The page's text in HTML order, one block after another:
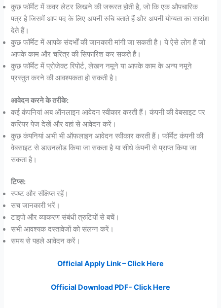
कुछ फॉर्मेट में कवर लेटर लिखने की जरूरत होती है, जो कि एक औपचारिक
पत्र है जिसमें आप पद के लिए अपनी रुचि बताते हैं और अपनी योग्यता का सारांश
देते हैं।
कुछ फॉर्मेट में आपके संदर्भों की जानकारी मांगी जा सकती है। ये ऐसे लोग हैं जो
आपके काम और चरित्र की सिफारिश कर सकते हैं।
कुछ फॉर्मेट में प्रोजेक्ट रिपोर्ट, लेखन नमूने या आपके काम के अन्य नमूने
प्रस्तुत करने की आवश्यकता हो सकती है।
आवेदन करने के तरीके:
कई कंपनियां अब ऑनलाइन आवेदन स्वीकार करती हैं। कंपनी की वेबसाइट पर
करियर पेज देखें और वहां से आवेदन करें।
कुछ कंपनियां अभी भी ऑफलाइन आवेदन स्वीकार करती हैं। फॉर्मेट कंपनी की
वेबसाइट से डाउनलोड किया जा सकता है या सीधे कंपनी से प्राप्त किया जा
सकता है।
टिप्स:
स्पष्ट और संक्षिप्त रहें।
सच जानकारी भरें।
टाइपो और व्याकरण संबंधी त्रुटियों से बचें।
सभी आवश्यक दस्तावेजों को संलग्न करें।
समय से पहले आवेदन करें।
Official Apply Link – Click Here
Official Download PDF- Click Here